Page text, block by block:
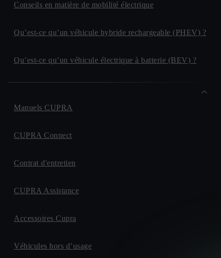
Conseils en matière de mobilité électrique
Qu’est-ce qu’un véhicule hybride rechargeable (PHEV) ?
Qu’est-ce qu’un véhicule électrique à batterie (BEV) ?
Manuels CUPRA
CUPRA Connect
Contrat d'entretien
CUPRA Assistance
Accessoires Cupra
Véhicules hors d’usage